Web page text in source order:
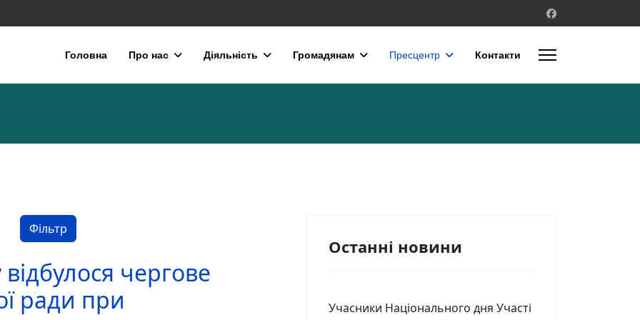
Головна Про нас Діяльність Громадянам Пресцентр Контакти
Фільтр
чергове
ради при
Останні новини
Учасники Національного дня Участі